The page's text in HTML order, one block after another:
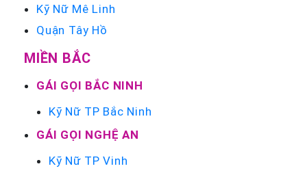
Kỹ Nữ Mê Linh
Quận Tây Hồ
MIỀN BẮC
GÁI GỌI BẮC NINH
Kỹ Nữ TP Bắc Ninh
GÁI GỌI NGHỆ AN
Kỹ Nữ TP Vinh